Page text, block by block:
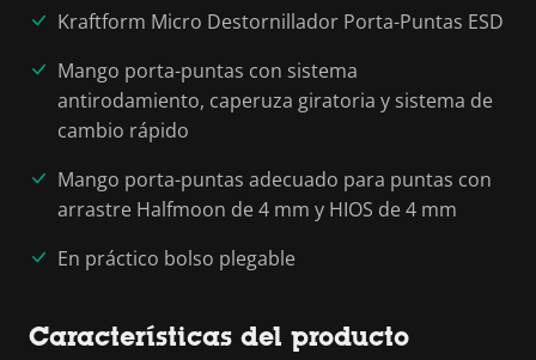
Kraftform Micro Destornillador Porta-Puntas ESD
Mango porta-puntas con sistema
antirodamiento, caperuza giratoria y sistema de
cambio rápido
Mango porta-puntas adecuado para puntas con
arrastre Halfmoon de 4 mm y HIOS de 4 mm
En práctico bolso plegable
Características del producto